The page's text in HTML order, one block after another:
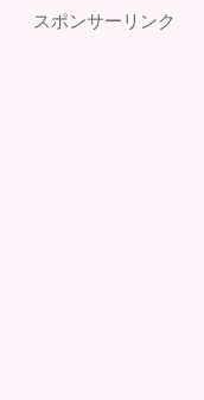
スポンサーリンク